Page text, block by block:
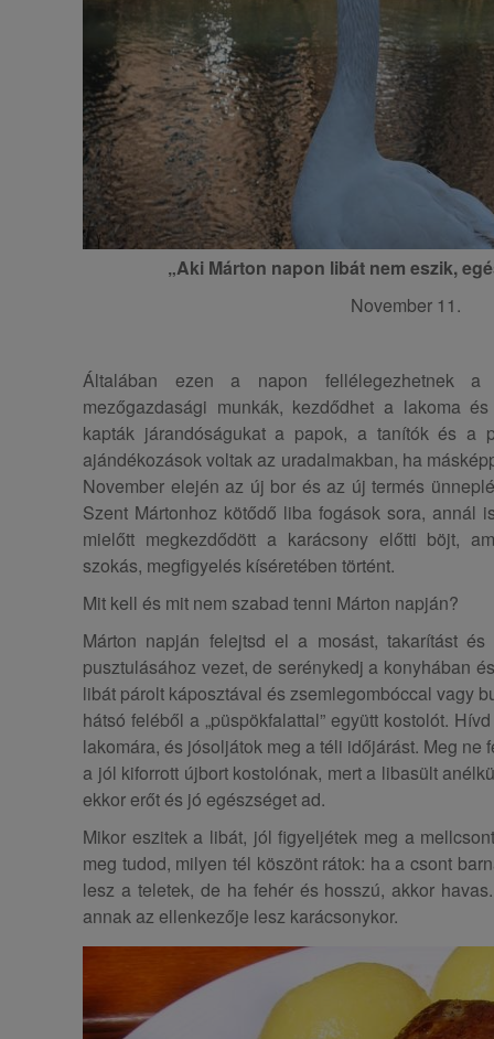
„Aki Márton napon libát nem eszik,
November 11.
Általában ezen a napon fellélegezhetnek
mezőgazdasági munkák, kezdődhet a lakoma
kapták járandóságukat a papok, a tanítók és a
ajándékozások voltak az uradalmakban, ha
November elején az új bor és az új termés
Szent Mártonhoz kötődő liba fogások sora, annál
mielőtt megkezdődött a karácsony előtti böjt,
szokás, megfigyelés kíséretében történt.
Mit kell és mit nem szabad tenni Márton napján?
Márton napján felejtsd el a mosást, takarítást
pusztulásához vezet, de serénykedj a konyhában
libát párolt káposztával és zsemlegombóccal vagy
hátsó feléből a „püspökfalattal” együtt kostolót.
lakomára, és jósoljátok meg a téli időjárást. Meg ne
a jól kiforrott újbort kostolónak, mert a libasült
ekkor erőt és jó egészséget ad.
Mikor eszitek a libát, jól figyeljétek meg a
meg tudod, milyen tél köszönt rátok: ha a csont
lesz a teletek, de ha fehér és hosszú, akkor
annak az ellenkezője lesz karácsonykor.